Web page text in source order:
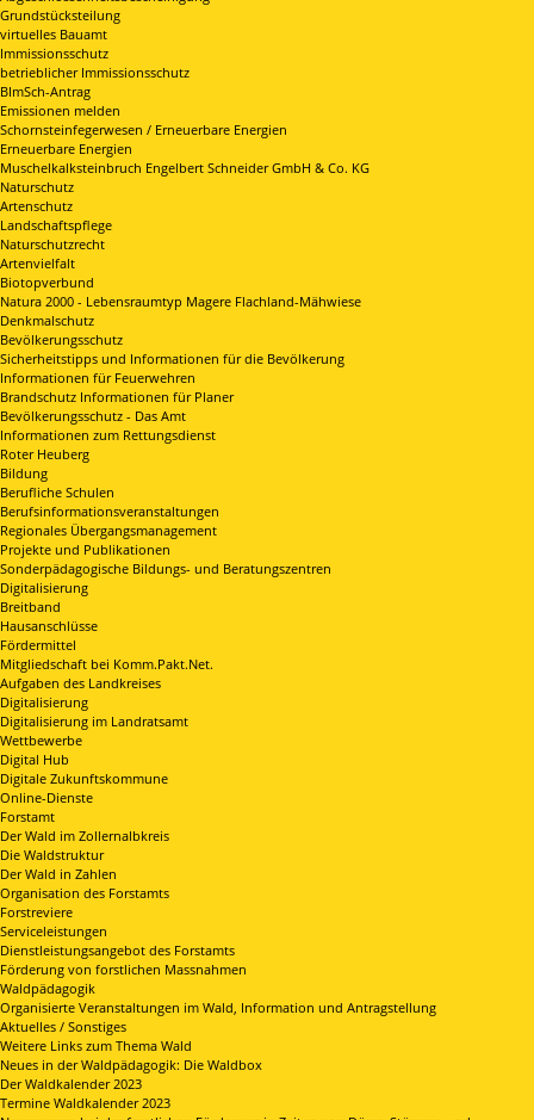
Grundstücksteilung
virtuelles Bauamt
Immissionsschutz
betrieblicher Immissionsschutz
BImSch-Antrag
Emissionen melden
Schornsteinfegerwesen / Erneuerbare Energien
Erneuerbare Energien
Muschelkalksteinbruch Engelbert Schneider GmbH & Co. KG
Naturschutz
Artenschutz
Landschaftspflege
Naturschutzrecht
Artenvielfalt
Biotopverbund
Natura 2000 - Lebensraumtyp Magere Flachland-Mähwiese
Denkmalschutz
Bevölkerungsschutz
Sicherheitstipps und Informationen für die Bevölkerung
Informationen für Feuerwehren
Brandschutz Informationen für Planer
Bevölkerungsschutz - Das Amt
Informationen zum Rettungsdienst
Roter Heuberg
Bildung
Berufliche Schulen
Berufsinformationsveranstaltungen
Regionales Übergangsmanagement
Projekte und Publikationen
Sonderpädagogische Bildungs- und Beratungszentren
Digitalisierung
Breitband
Hausanschlüsse
Fördermittel
Mitgliedschaft bei Komm.Pakt.Net.
Aufgaben des Landkreises
Digitalisierung
Digitalisierung im Landratsamt
Wettbewerbe
Digital Hub
Digitale Zukunftskommune
Online-Dienste
Forstamt
Der Wald im Zollernalbkreis
Die Waldstruktur
Der Wald in Zahlen
Organisation des Forstamts
Forstreviere
Serviceleistungen
Dienstleistungsangebot des Forstamts
Förderung von forstlichen Massnahmen
Waldpädagogik
Organisierte Veranstaltungen im Wald, Information und Antragstellung
Aktuelles / Sonstiges
Weitere Links zum Thema Wald
Neues in der Waldpädagogik: Die Waldbox
Der Waldkalender 2023
Termine Waldkalender 2023